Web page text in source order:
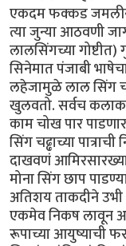
एकदम फक्कड जमलीय.
त्या जुन्या आठवणी
लालसिंगच्या
सिनेमात पंजाबी
लहेजामुळे लाल सिंग
खुलवतो. सर्वच
काम चोख पार
सिंग चढ्ढाच्या
दाखवणं
मोना सिंग छाप
अतिशय ताकदीने
एकमेव निकष लावून
रूपाच्या आयुष्याची